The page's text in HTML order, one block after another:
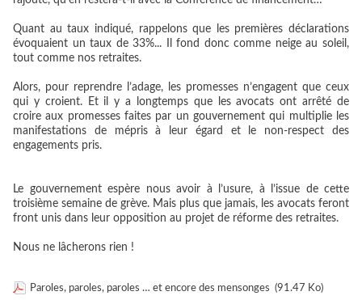
Quant au taux indiqué, rappelons que les premières déclarations
évoquaient un taux de 33%... Il fond donc comme neige au soleil,
tout comme nos retraites.
Alors, pour reprendre l’adage, les promesses n’engagent que ceux
qui y croient. Et il y a longtemps que les avocats ont arrêté de
croire aux promesses faites par un gouvernement qui multiplie les
manifestations de mépris à leur égard et le non-respect des
engagements pris.
Le gouvernement espère nous avoir à l’usure, à l’issue de cette
troisième semaine de grève. Mais plus que jamais, les avocats feront
front unis dans leur opposition au projet de réforme des retraites.
Nous ne lâcherons rien !
Paroles, paroles, paroles … et encore des mensonges (91.47 Ko)